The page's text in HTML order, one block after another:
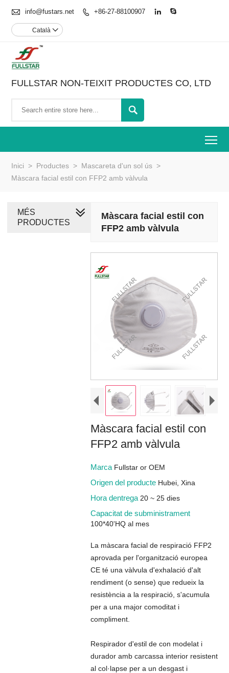
 info@fustars.net  +86-27-88100907  
Català 
FULLSTAR NON-TEIXIT PRODUCTES CO, LTD

Inici > Productes > Mascareta d'un sol ús >
Màscara facial estil con FFP2 amb vàlvula
Màscara facial estil con
FFP2 amb vàlvula
Màscara facial estil con
FFP2 amb vàlvula
Marca Fullstar or OEM
Origen del producte Hubei, Xina
Hora dentrega 20 ~ 25 dies
Capacitat de subministrament
100*40'HQ al mes
La màscara facial de respiració FFP2
aprovada per l'organització europea
CE té una vàlvula d'exhalació d'alt
rendiment (o sense) que redueix la
resistència a la respiració, s'acumula
per a una major comoditat i
compliment.
Respirador d'estil de con modelat i
durador amb carcassa interior resistent
al col·lapse per a un desgast i
MÉS
PRODUCTES